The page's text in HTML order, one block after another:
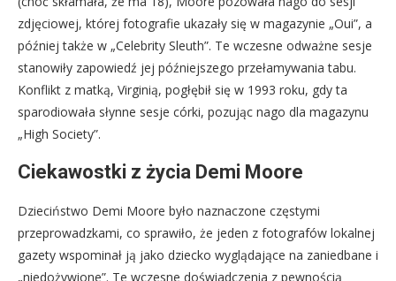
zdjęciowej, której fotografie ukazały się w magazynie „Oui”, a
później także w „Celebrity Sleuth”. Te wczesne odważne sesje
stanowiły zapowiedź jej późniejszego przełamywania tabu.
Konflikt z matką, Virginią, pogłębił się w 1993 roku, gdy ta
sparodiowała słynne sesje córki, pozując nago dla magazynu
„High Society”.
Ciekawostki z życia Demi Moore
Dzieciństwo Demi Moore było naznaczone częstymi
przeprowadzkami, co sprawiło, że jeden z fotografów lokalnej
gazety wspominał ją jako dziecko wyglądające na zaniedbane i
„niedożywione”. Te wczesne doświadczenia z pewnością